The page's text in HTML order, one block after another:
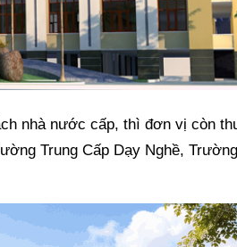
nhà nước cấp, thì đơn vị còn
Trung Cấp Dạy Nghề,